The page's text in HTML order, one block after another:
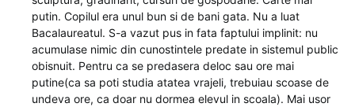
putin. Copilul era unul bun si de bani gata. Nu a luat
Bacalaureatul. S-a vazut pus in fata faptului implinit: nu
acumulase nimic din cunostintele predate in sistemul public
obisnuit. Pentru ca se predasera deloc sau ore mai
putine(ca sa poti studia atatea vrajeli, trebuiau scoase de
undeva ore, ca doar nu dormea elevul in scoala). Mai usor